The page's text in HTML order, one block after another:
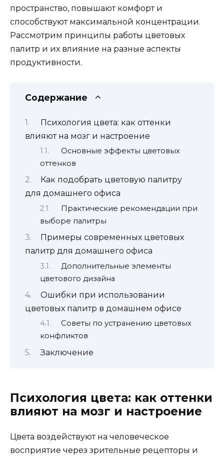
пространство, повышают комфорт и
способствуют максимальной концентрации.
Рассмотрим принципы работы цветовых
палитр и их влияние на разные аспекты
продуктивности.
Содержание
Психология цвета: как оттенки
влияют на мозг и настроение
Основные эффекты цветовых
оттенков
Как подобрать цветовую палитру
для домашнего офиса
Практические рекомендации при
выборе палитры
Примеры современных цветовых
палитр для домашнего офиса
Дополнительные элементы
цветового дизайна
Ошибки при использовании
цветовых палитр в домашнем офисе
Советы по устранению цветовых
конфликтов
Заключение
Психология цвета: как оттенки
влияют на мозг и настроение
Цвета воздействуют на человеческое
восприятие через зрительные рецепторы и